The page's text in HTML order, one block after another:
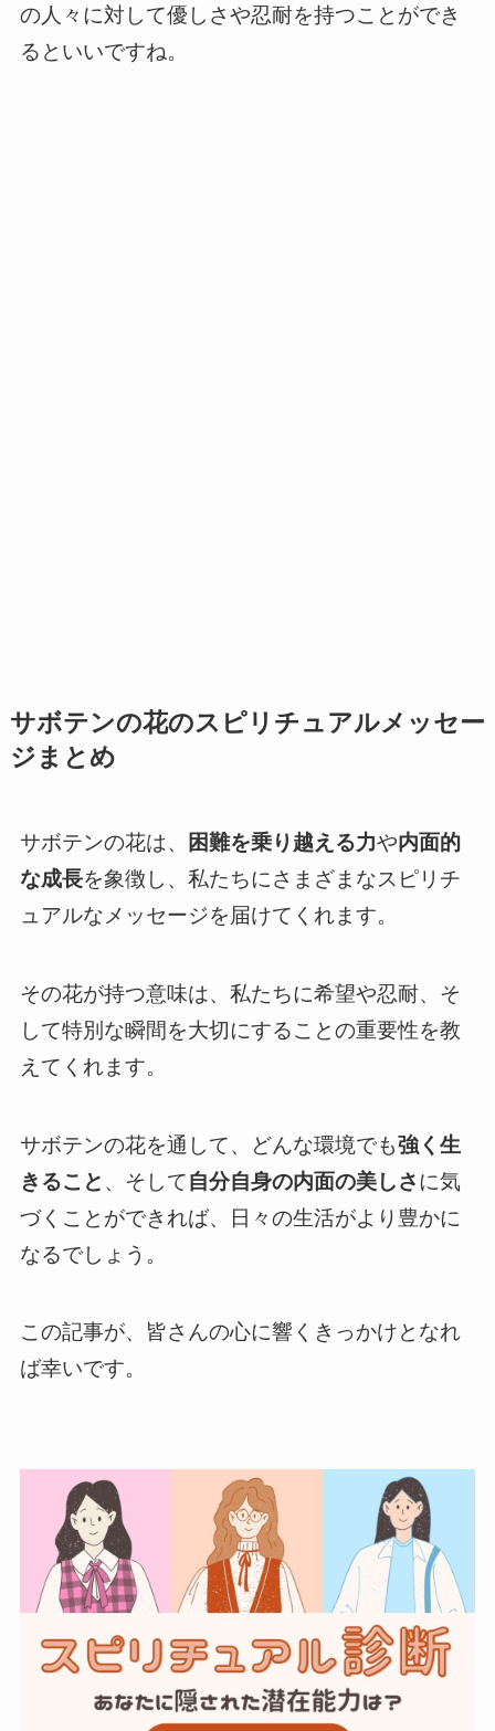
の人々に対して優しさや忍耐を持つことができ
るといいですね。
サボテンの花のスピリチュアルメッセー
ジまとめ
サボテンの花は、 困難を乗り越える力や内面的
な成長を象徴し、私たちにさまざまなスピリチ
ュアルなメッセージを届けてくれます。
その花が持つ意味は、私たちに希望や忍耐、そ
して特別な瞬間を大切にすることの重要性を教
えてくれます。
サボテンの花を通して、どんな環境でも強く生
きること 、そして自分自身の内面の美しさに気
づくことができれば、日々の生活がより豊かに
なるでしょう。
この記事が、皆さんの心に響くきっかけとなれ
ば幸いです。